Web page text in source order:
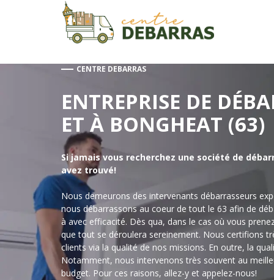
CENTRE DEBARRAS
ENTREPRISE DE
ET À BONGHEAT (63)
Si jamais vous recherchez une société de
avez trouvé!
Nous demeurons des intervenants débarrasseurs
nous débarrassons au coeur de tout le 63 afin de
à avec efficacité. Dès qua, dans le cas où vous
que tout se déroulera sereinement. Nous certifions
clients via la qualité de nos missions. En outre, la
Notamment, nous intervenons très souvent au
budget. Pour ces raisons, allez-y et appelez-nous!